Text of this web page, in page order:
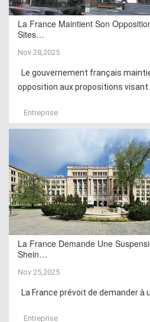
La France Maintient Son
Sites…
Nov 28,2025
Le gouvernement français
opposition aux propositions visant...
Entreprise
La France Demande Une
Shein…
Nov 25,2025
La France prévoit de demander à
Entreprise